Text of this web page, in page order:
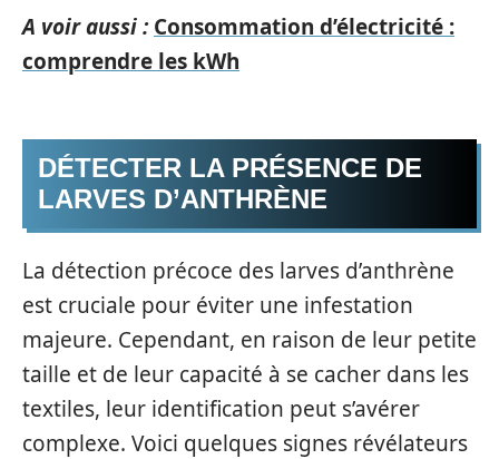
A voir aussi : Consommation d’électricité :
comprendre les kWh
DÉTECTER LA PRÉSENCE DE
LARVES D’ANTHRÈNE
La détection précoce des larves d’anthrène
est cruciale pour éviter une infestation
majeure. Cependant, en raison de leur petite
taille et de leur capacité à se cacher dans les
textiles, leur identification peut s’avérer
complexe. Voici quelques signes révélateurs